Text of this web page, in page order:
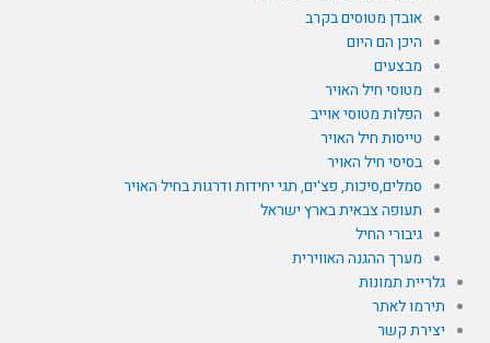
אובדן מטוסים בקרב
היכן הם היום
מבצעים
מטוסי חיל האויר
הפלות מטוסי אוייב
טייסות חיל האויר
בסיסי חיל האויר
סמלים,סיכות, פצ'ים, תגי יחידות ודרגות בחיל האויר
תעופה צבאית בארץ ישראל
גיבורי החיל
מערך ההגנה האווירית
גלריית תמונות
תירמו לאתר
יצירת קשר